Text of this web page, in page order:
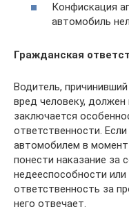
Конфискация
автомобиль
Гражданская
Водитель,
вред человеку,
заключается
ответственности.
автомобилем в
понести наказание за
недееспособности или
ответственность за
него отвечает.